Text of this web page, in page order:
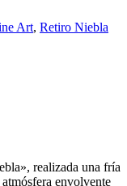
Art, Retiro Niebla
realizada una fría
envolvente